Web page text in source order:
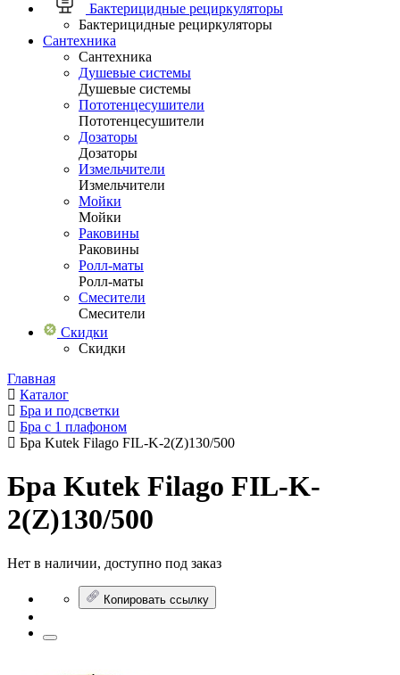
Бактерицидные рециркуляторы
Бактерицидные рециркуляторы
Сантехника
Сантехника
Душевые системы
Душевые системы
Пототенцесушители
Пототенцесушители
Дозаторы
Дозаторы
Измельчители
Измельчители
Мойки
Мойки
Раковины
Раковины
Ролл-маты
Ролл-маты
Смесители
Смесители
Скидки
Скидки
Главная
Каталог
Бра и подсветки
Бра с 1 плафоном
Бра Kutek Filago FIL-K-2(Z)130/500
Бра Kutek Filago FIL-K-
2(Z)130/500
Нет в наличии, доступно под заказ
Копировать ссылку